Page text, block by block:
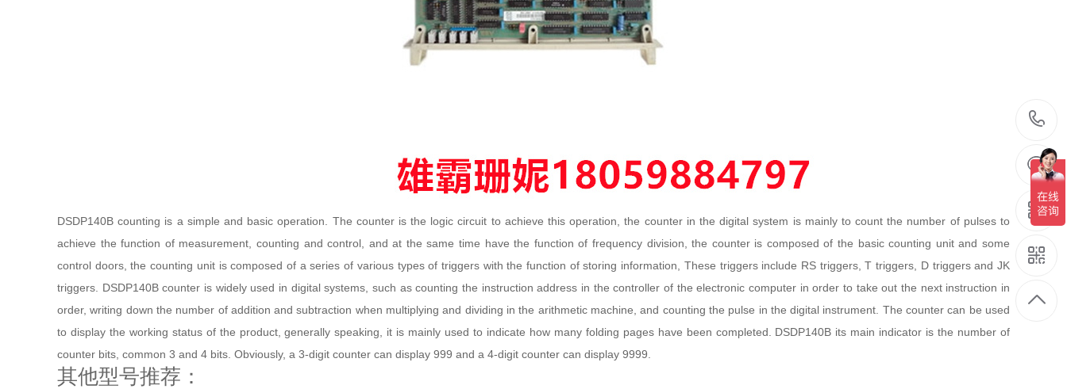
DSDP140B counting is a simple and basic operation. The counter is the logic circuit to achieve this operation, the counter in the digital system is mainly to count the number of pulses to
achieve the function of measurement, counting and control, and at the same time have the function of frequency division, the counter is composed of the basic counting unit and some
control doors, the counting unit is composed of a series of various types of triggers with the function of storing information, These triggers include RS triggers, T triggers, D triggers and JK
triggers. DSDP140B counter is widely used in digital systems, such as counting the instruction address in the controller of the electronic computer in order to take out the next instruction in
order, writing down the number of addition and subtraction when multiplying and dividing in the arithmetic machine, and counting the pulse in the digital instrument. The counter can be used
to display the working status of the product, generally speaking, it is mainly used to indicate how many folding pages have been completed. DSDP140B its main indicator is the number of
counter bits, common 3 and 4 bits. Obviously, a 3-digit counter can display 999 and a 4-digit counter can display 9999.
​其他型号推荐：